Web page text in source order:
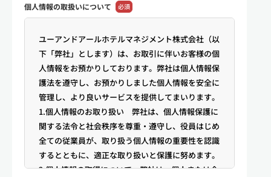
個人情報の取扱いについて 必須
ユーアンドアールホテルマネジメント株式会社（以
下「弊社」とします）は、お取引に伴いお客様の個
人情報をお預かりしております。弊社は個人情報保
護法を遵守し、お預かりしました個人情報を安全に
管理し、より良いサービスを提供してまいります。
1.個人情報のお取り扱い 弊社は、個人情報保護に
関する法令と社会秩序を尊重・遵守し、役員はじめ
全ての従業員が、取り扱う個人情報の重要性を認識
するとともに、適正な取り扱いと保護に努めます。
2.個人情報の取得について 弊社は、個人または企